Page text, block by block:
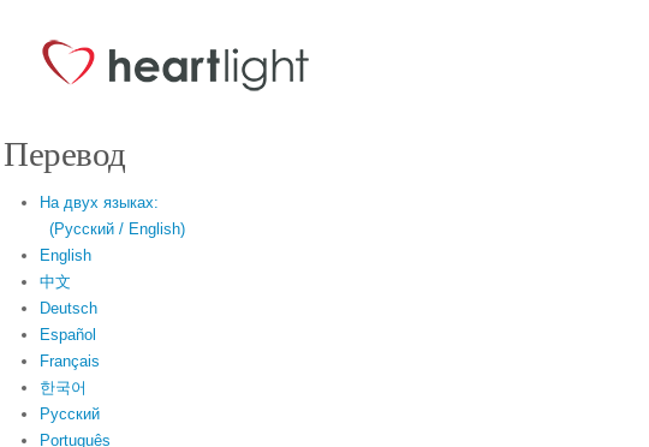
Перевод
На двух языках:
(Русский / English)
English
中文
Deutsch
Español
Français
한국어
Русский
Português